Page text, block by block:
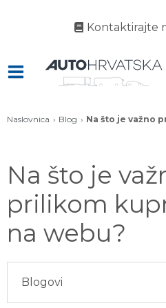
Kontaktirajte
Naslovnica Blog Na što je važno
Na što je
prilikom
na webu?
Blogovi